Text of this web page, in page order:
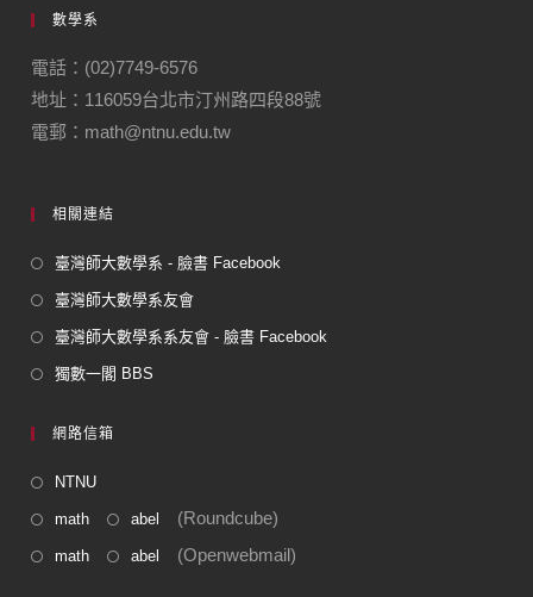
數學系
電話：(02)7749-6576
地址：116059台北市汀州路四段88號
電郵：math@ntnu.edu.tw
相關連結
臺灣師大數學系 - 臉書 Facebook
臺灣師大數學系友會
臺灣師大數學系系友會 - 臉書 Facebook
獨數一閣 BBS
網路信箱
NTNU
math abel (Roundcube)
math abel (Openwebmail)